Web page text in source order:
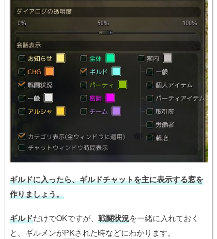
ギルドに入ったら、ギルドチャットを主に表示する窓を
作りましょう。
ギルドだけでOKですが、 戦闘状況を一緒に入れておく
と、ギルメンがPKされた時などにわかります。